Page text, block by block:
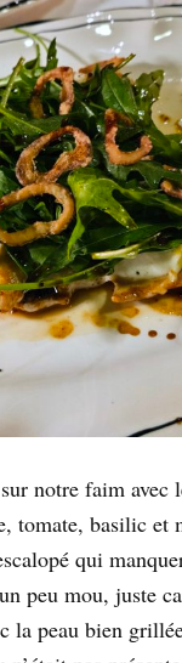
notre faim avec
tomate, basilic et
qui
peu mou, juste
la peau bien